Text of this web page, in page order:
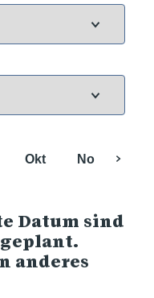
Okt Nov
Datum sind
anderes